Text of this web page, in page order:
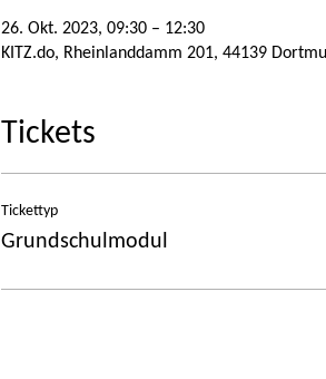
26. Okt. 2023, 09:30 – 12:30
KITZ.do, Rheinlanddamm 201, 44139
Tickets
Tickettyp
Grundschulmodul